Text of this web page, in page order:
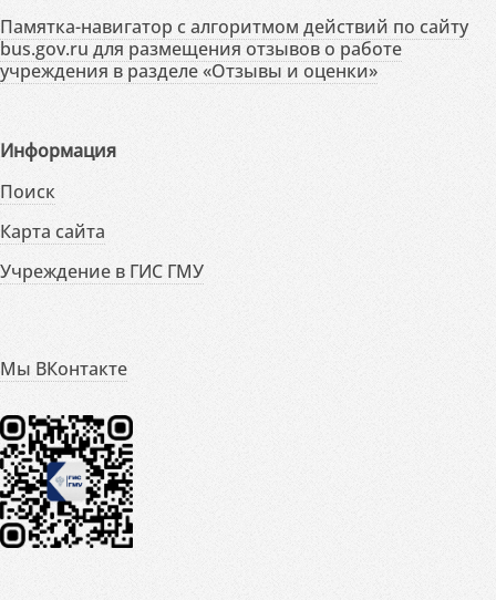
Памятка-навигатор с алгоритмом действий по сайту
bus.gov.ru для размещения отзывов о работе
учреждения в разделе «Отзывы и оценки»
Информация
Поиск
Карта сайта
Учреждение в ГИС ГМУ
Мы ВКонтакте